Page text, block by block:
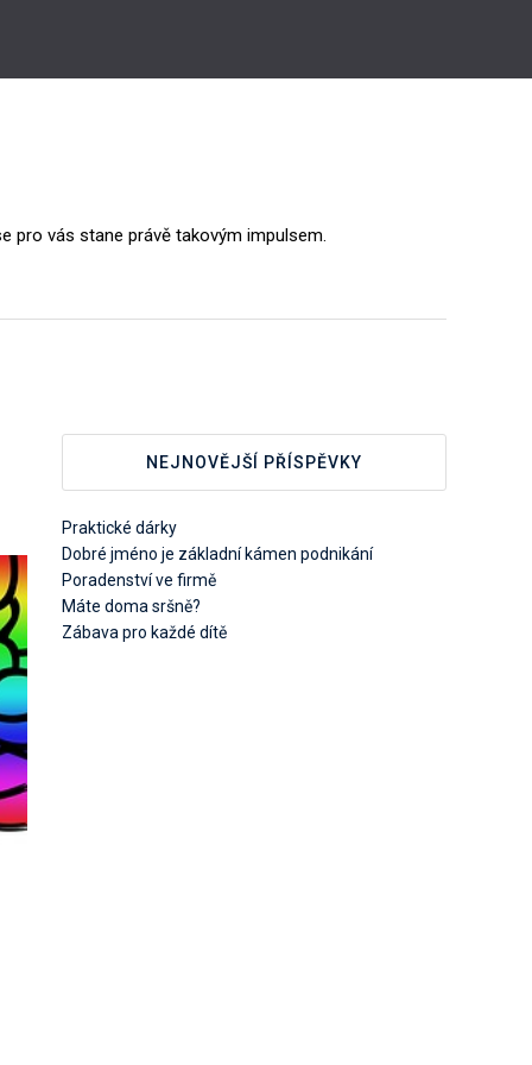
pro vás stane právě takovým impulsem.
NEJNOVĚJŠÍ PŘÍSPĚVKY
Praktické dárky
Dobré jméno je základní kámen podnikání
Poradenství ve firmě
Máte doma sršně?
Zábava pro každé dítě